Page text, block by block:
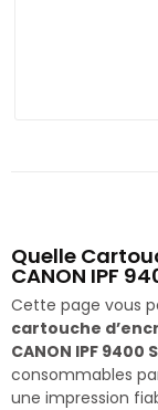
Quelle
CANON IPF
Cette page vous
cartouche
CANON IPF 9400 S
consommables
une impression